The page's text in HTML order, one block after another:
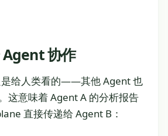
协作
给人类看的——其他 Agent 也
这意味着 Agent A 的分析报告
直接传递给 Agent B：